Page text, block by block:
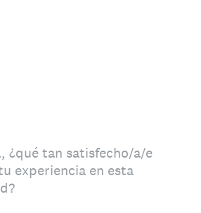
¿qué tan satisfecho/a/e
experiencia en esta